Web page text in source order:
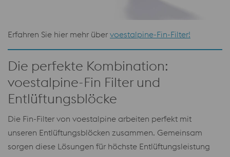
Erfahren Sie hier mehr über voestalpine-Fin-Filter!
Die perfekte Kombination:
voestalpine-Fin Filter und
Entlüftungsblöcke
Die Fin-Filter von voestalpine arbeiten perfekt mit
unseren Entlüftungsblöcken zusammen. Gemeinsam
sorgen diese Lösungen für höchste Entlüftungsleistung